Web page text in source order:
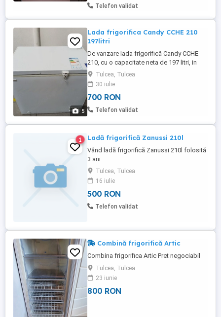
Telefon validat
5
Lada frigorifica Candy CCHE 210
197litri
De vanzare lada frigorifică Candy CCHE
210, cu o capacitate neta de 197 litri, in
perfecta stare de functionare, dimensiuni
aproximative 89 x 84 x 59 cm( lungime x
inaltime x adancime), greutate
aproximativa 45 kg. Are cos metalic in
interior, incuietoare cu doua chei, racleta si
Tulcea, Tulcea
30 iulie
700 RON
Telefon validat
1 Ladă frigorifică Zanussi 210l
Vând ladă frigorifică Zanussi 210l folosită
3 ani
Tulcea, Tulcea
16 iulie
500 RON
Telefon validat
Combină frigorifică Artic
Combina frigorifica Artic Pret negociabil
Tulcea, Tulcea
23 iunie
800 RON